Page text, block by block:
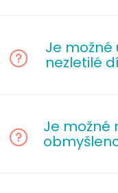
Je možné
nezletilé
Je možné